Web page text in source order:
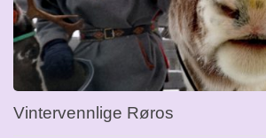
Vintervennlige Røros